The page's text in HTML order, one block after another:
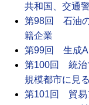
共和国、交通
第98回 石油の
籍企業
第99回 生成
第100回 統治
規模都市に見
第101回 貿易